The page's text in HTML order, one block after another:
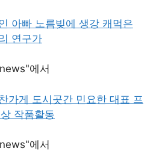
아빠 노름빚에 생강 캐먹은
연구가
에서
가게 도시곳간 민요한 대표 프
작품활동
에서